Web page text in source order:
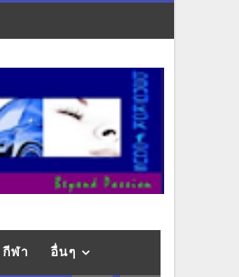
กีฬา อื่นๆ